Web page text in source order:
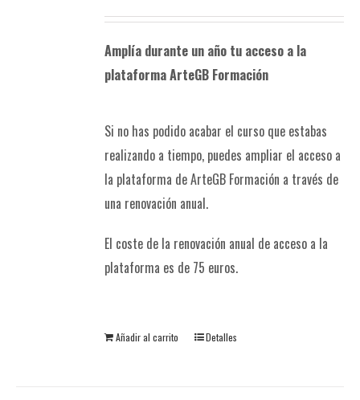
Amplía durante un año tu acceso a la
plataforma ArteGB Formación
Si no has podido acabar el curso que estabas
realizando a tiempo, puedes ampliar el acceso a
la plataforma de ArteGB Formación a través de
una renovación anual.
El coste de la renovación anual de acceso a la
plataforma es de 75 euros.
Añadir al carrito Detalles